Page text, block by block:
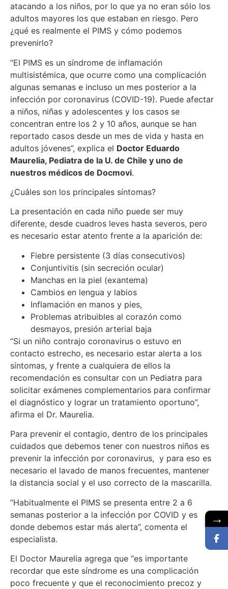
atacando a los niños, por lo que ya no eran sólo los
adultos mayores los que estaban en riesgo. Pero
¿qué es realmente el PIMS y cómo podemos
prevenirlo?
“El PIMS es un síndrome de inflamación
multisistémica, que ocurre como una complicación
algunas semanas e incluso un mes posterior a la
infección por coronavirus (COVID-19). Puede afectar
a niños, niñas y adolescentes y los casos se
concentran entre los 2 y 10 años, aunque se han
reportado casos desde un mes de vida y hasta en
adultos jóvenes”, explica el Doctor Eduardo
Maurelia, Pediatra de la U. de Chile y uno de
nuestros médicos de Docmovi.
¿Cuáles son los principales síntomas?
La presentación en cada niño puede ser muy
diferente, desde cuadros leves hasta severos, pero
es necesario estar atento frente a la aparición de:
Fiebre persistente (3 días consecutivos)
Conjuntivitis (sin secreción ocular)
Manchas en la piel (exantema)
Cambios en lengua y labios
Inflamación en manos y pies,
Problemas atribuibles al corazón como
desmayos, presión arterial baja
“Si un niño contrajo coronavirus o estuvo en
contacto estrecho, es necesario estar alerta a los
síntomas, y frente a cualquiera de ellos la
recomendación es consultar con un Pediatra para
solicitar exámenes complementarios para confirmar
el diagnóstico y lograr un tratamiento oportuno”,
afirma el Dr. Maurelia.
Para prevenir el contagio, dentro de los principales
cuidados que debemos tener con nuestros niños es
prevenir la infección por coronavirus, y para eso es
necesario el lavado de manos frecuentes, mantener
la distancia social y el uso correcto de la mascarilla.
“Habitualmente el PIMS se presenta entre 2 a 6
semanas posterior a la infección por COVID y es
donde debemos estar más alerta”, comenta el
especialista.
El Doctor Maurelia agrega que “es importante
recordar que este síndrome es una complicación
poco frecuente y que el reconocimiento precoz y
→